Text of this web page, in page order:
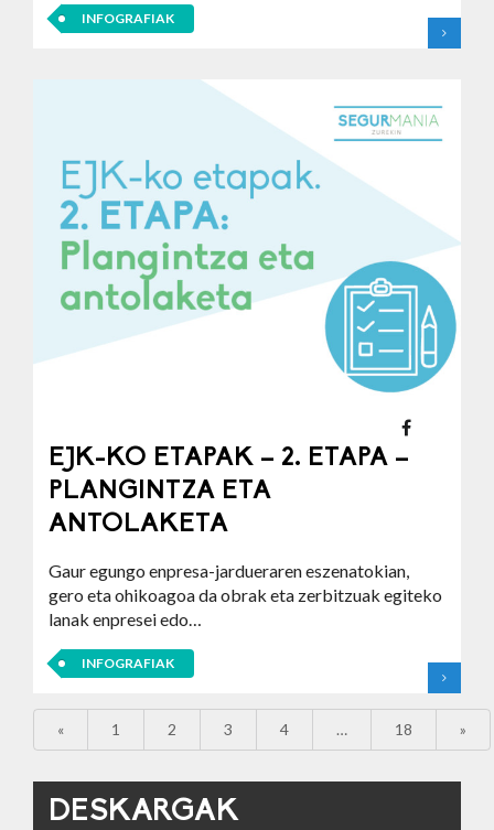
INFOGRAFIAK
EJK-KO ETAPAK – 2. ETAPA –
PLANGINTZA ETA
ANTOLAKETA
Gaur egungo enpresa-jardueraren eszenatokian,
gero eta ohikoagoa da obrak eta zerbitzuak egiteko
lanak enpresei edo…
INFOGRAFIAK
« 1 2 3 4 … 18 »
DESKARGAK